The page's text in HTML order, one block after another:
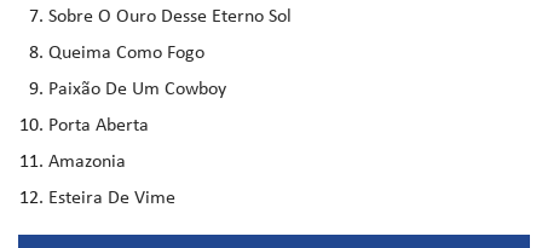
Sobre O Ouro Desse Eterno Sol
Queima Como Fogo
Paixão De Um Cowboy
Porta Aberta
Amazonia
Esteira De Vime